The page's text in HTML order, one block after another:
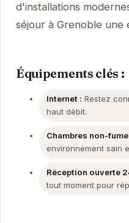
d'installations
séjour à Grenoble une
Équipements clés :
Internet : Restez
haut débit.
Chambres non-
environnement sain
Réception ouverte
tout moment pour